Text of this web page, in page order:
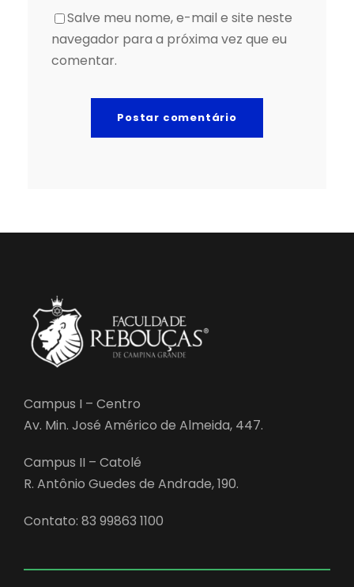
Salve meu nome, e-mail e site neste
navegador para a próxima vez que eu
comentar.
Campus I – Centro
Av. Min. José Américo de Almeida, 447.
Campus II – Catolé
R. Antônio Guedes de Andrade, 190.
Contato: 83 99863 1100